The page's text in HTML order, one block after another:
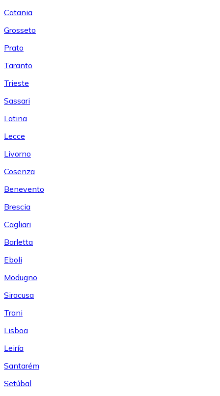
Catania
Grosseto
Prato
Taranto
Trieste
Sassari
Latina
Lecce
Livorno
Cosenza
Benevento
Brescia
Cagliari
Barletta
Eboli
Modugno
Siracusa
Trani
Lisboa
Leiría
Santarém
Setúbal